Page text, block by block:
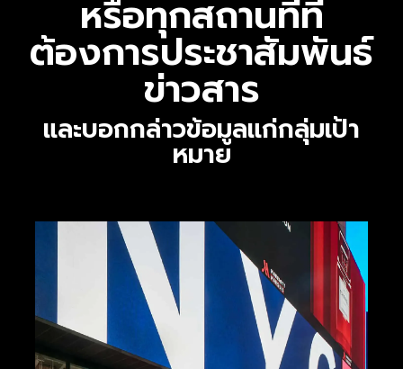
หรือทุกสถานที่ที่
ต้องการประชาสัมพันธ์
ข่าวสาร
และบอกกล่าวข้อมูลแก่กลุ่มเป้า
หมาย